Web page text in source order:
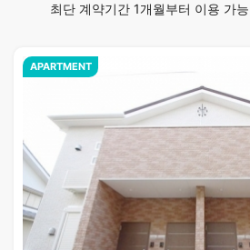
최단 계약기간 1개월부터 이용 가
APARTMENT